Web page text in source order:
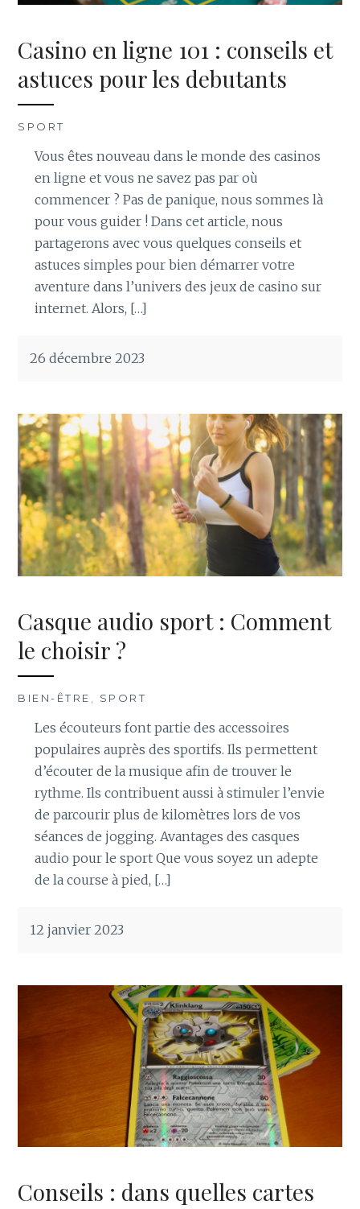
Casino en ligne 101 : conseils et
astuces pour les debutants
SPORT
Vous êtes nouveau dans le monde des casinos
en ligne et vous ne savez pas par où
commencer ? Pas de panique, nous sommes là
pour vous guider ! Dans cet article, nous
partagerons avec vous quelques conseils et
astuces simples pour bien démarrer votre
aventure dans l’univers des jeux de casino sur
internet. Alors, […]
26 décembre 2023
Casque audio sport : Comment
le choisir ?
BIEN-ÊTRE SPORT
Les écouteurs font partie des accessoires
populaires auprès des sportifs. Ils permettent
d’écouter de la musique afin de trouver le
rythme. Ils contribuent aussi à stimuler l’envie
de parcourir plus de kilomètres lors de vos
séances de jogging. Avantages des casques
audio pour le sport Que vous soyez un adepte
de la course à pied, […]
12 janvier 2023
Conseils : dans quelles cartes